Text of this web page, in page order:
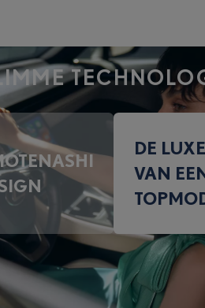
DE LUXE
VAN